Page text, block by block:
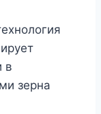
в
зерна